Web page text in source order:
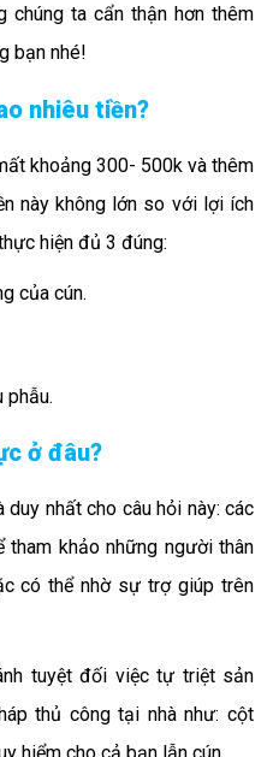
chúng ta cẩn thận hơn thêm
bạn nhé!
nhiêu tiền?
khoảng 300- 500k và thêm
này không lớn so với lợi ích
hiện đủ 3 đúng:
của cún.
phẫu.
ở đâu?
nhất cho câu hỏi này: các
khảo những người thân
có thể nhờ sự trợ giúp trên
tuyệt đối việc tự triệt sản
thủ công tại nhà như: cột
hiểm cho cả bạn lẫn cún.